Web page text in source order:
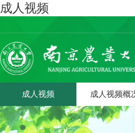
成人视频
成人视频 成人视频概